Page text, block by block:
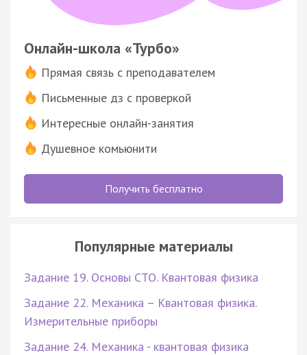
Онлайн-школа «Турбо»
Прямая связь с преподавателем
Письменные дз с проверкой
Интересные онлайн-занятия
Душевное комьюнити
Получить бесплатно
Популярные материалы
Задание 19. Основы СТО. Квантовая физика
Задание 22. Механика – Квантовая физика.
Измерительные приборы
Задание 24. Механика - квантовая физика